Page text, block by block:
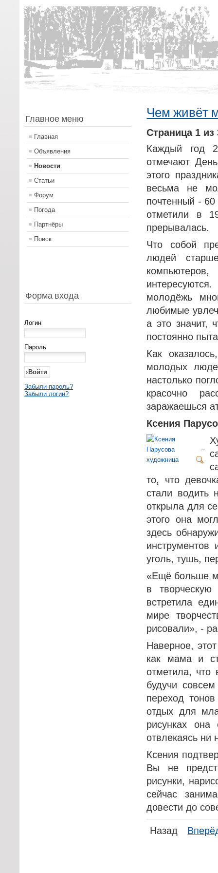
Главное меню
Главная
Объявления
Новости
Статьи
Форум
Погода
Партнёры
Поиск
Форма входа
Логин
Пароль
Забыли пароль?
Забыли логин?
Чем живёт
Страница 1 из
Каждый год
отмечают
этого
весьма не
почтенный - 60
отметили в
прерывалась.
Что собой
людей
молодёжь
любимые
а это значит,
постоянно
Как
молодых
настолько
красочно
заражаешься
Ксения
то, что
стали водить
открыла для
этого она
здесь
уголь, тушь,
«Ещё больше
в
встретила
мире
рисовали», -
Наверное,
как мама и
отметила, что
будучи
переход
отдых для
рисунках
отвлекаясь ни
Ксения
Вы не
рисунки,
сейчас
довести до
Назад